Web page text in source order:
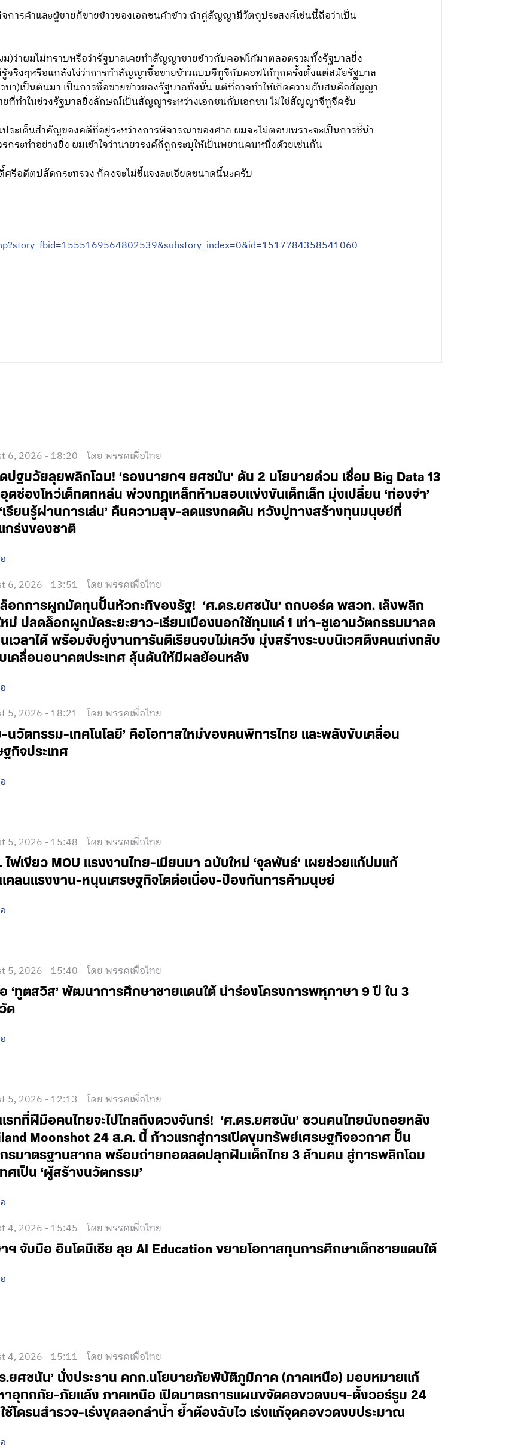
การค้าและผู้ขายก็ขายข้าวของเอกชนค้าข้าว ถ้าคู่สัญญามีวัตถุประสงค์เช่นนี้ถือว่าเป็น
)ว่าผมไม่ทราบหรือว่ารัฐบาลเคยทำสัญญาขายข้าวกับคอฟโก้มาตลอดรวมทั้งรัฐบาลยิ่ง
ริงๆหรือแกล้งโง่ว่าการทำสัญญาซื้อขายข้าวแบบจีทูจีกับคอฟโก้ทุกครั้งตั้งแต่สมัยรัฐบาล
บา)เป็นต้นมา เป็นการซื้อขายข้าวของรัฐบาลทั้งนั้น แต่ที่อาจทำให้เกิดความสับสนคือสัญญา
ที่ทำในช่วงรัฐบาลยิ่งลักษณ์เป็นสัญญาระหว่างเอกชนกับเอกชน ไม่ใช่สัญญาจีทูจีครับ
ะเด็นสำคัญของคดีที่อยู่ระหว่างการพิจารณาของศาล ผมจะไม่ตอบเพราะจะเป็นการชี้นำ
กระทำอย่างยิ่ง ผมเข้าใจว่านายวรงค์ก็ถูกระบุให้เป็นพยานคนหนึ่งด้วยเช่นกัน
รีอดีตปลัดกระทรวง ก็คงจะไม่ชี้แจงละเอียดขนาดนี้นะครับ
6, 2026 - 18:20 โดย พรรคเพื่อไทย
ปฐมวัยลุยพลิกโฉม! ‘รองนายกฯ ยศชนัน’ ดัน 2 นโยบายด่วน เชื่อม Big Data 13
ดช่องโหว่เด็กตกหล่น พ่วงกฎเหล็กห้ามสอบแข่งขันเด็กเล็ก มุ่งเปลี่ยน ‘ท่องจำ’
‘เรียนรู้ผ่านการเล่น’ คืนความสุข-ลดแรงกดดัน หวังปูทางสร้างทุนมนุษย์ที่
กร่งของชาติ
6, 2026 - 13:51 โดย พรรคเพื่อไทย
อกการผูกมัดทุนปั้นหัวกะทิของรัฐ! ‘ศ.ดร.ยศชนัน’ ถกบอร์ด พสวท. เล็งพลิก
หม่ ปลดล็อกผูกมัดระยะยาว-เรียนเมืองนอกใช้ทุนแค่ 1 เท่า-ชูเอานวัตกรรมมาลด
เวลาได้ พร้อมจับคู่งานการันตีเรียนจบไม่เคว้ง มุ่งสร้างระบบนิเวศดึงคนเก่งกลับ
เคลื่อนอนาคตประเทศ ลุ้นดันให้มีผลย้อนหลัง
5, 2026 - 18:21 โดย พรรคเพื่อไทย
-นวัตกรรม-เทคโนโลยี’ คือโอกาสใหม่ของคนพิการไทย และพลังขับเคลื่อน
ฐกิจประเทศ
5, 2026 - 15:48 โดย พรรคเพื่อไทย
ไฟเขียว MOU แรงงานไทย-เมียนมา ฉบับใหม่ ‘จุลพันธ์’ เผยช่วยแก้ปมแก้
คลนแรงงาน-หนุนเศรษฐกิจโตต่อเนื่อง-ป้องกันการค้ามนุษย์
5, 2026 - 15:40 โดย พรรคเพื่อไทย
‘ทูตสวิส’ พัฒนาการศึกษาชายแดนใต้ นำร่องโครงการพหุภาษา 9 ปี ใน 3
ด
5, 2026 - 12:13 โดย พรรคเพื่อไทย
รกที่ฝีมือคนไทยจะไปไกลถึงดวงจันทร์! ‘ศ.ดร.ยศชนัน’ ชวนคนไทยนับถอยหลัง
Moonshot 24 ส.ค. นี้ ก้าวแรกสู่การเปิดขุมทรัพย์เศรษฐกิจอวกาศ ปั้น
รมาตรฐานสากล พร้อมถ่ายทอดสดปลุกฝันเด็กไทย 3 ล้านคน สู่การพลิกโฉม
ทศเป็น ‘ผู้สร้างนวัตกรรม’
4, 2026 - 15:45 โดย พรรคเพื่อไทย
ฯ จับมือ อินโดนีเซีย ลุย AI Education ขยายโอกาสทุนการศึกษาเด็กชายแดนใต้
4, 2026 - 15:11 โดย พรรคเพื่อไทย
.ยศชนัน’ นั่งประธาน คกก.นโยบายภัยพิบัติภูมิภาค (ภาคเหนือ) มอบหมายแก้
อุทกภัย-ภัยแล้ง ภาคเหนือ เปิดมาตรการแผนขจัดคอขวดงบฯ-ตั้งวอร์รูม 24
ช้โดรนสำรวจ-เร่งขุดลอกลำน้ำ ย้ำต้องฉับไว เร่งแก้จุดคอขวดงบประมาณ